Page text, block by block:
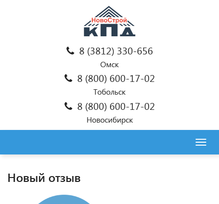
8 (3812) 330-656
Омск
8 (800) 600-17-02
Тобольск
8 (800) 600-17-02
Новосибирск
Новый отзыв